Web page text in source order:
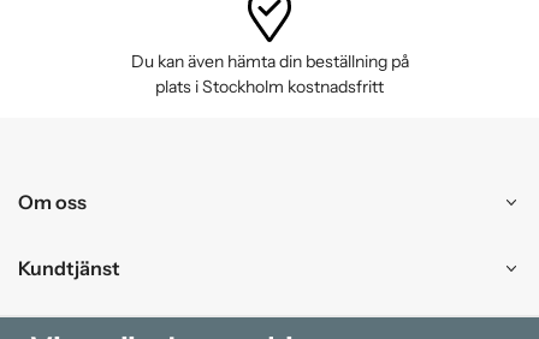
Du kan även hämta din beställning på
plats i Stockholm kostnadsfritt
Om oss
Kundtjänst